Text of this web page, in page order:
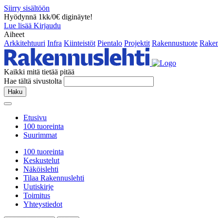
Siirry sisältöön
Hyödynnä 1kk/0€ diginäyte!
Lue lisää Kirjaudu
Aiheet
Arkkitehtuuri Infra Kiinteistöt Pientalo Projektit Rakennustuote
Kaikki mitä tietää pitää
Hae tältä sivustolta
Haku
Etusivu
100 tuoreinta
Suurimmat
100 tuoreinta
Keskustelut
Näköislehti
Tilaa Rakennuslehti
Uutiskirje
Toimitus
Yhteystiedot